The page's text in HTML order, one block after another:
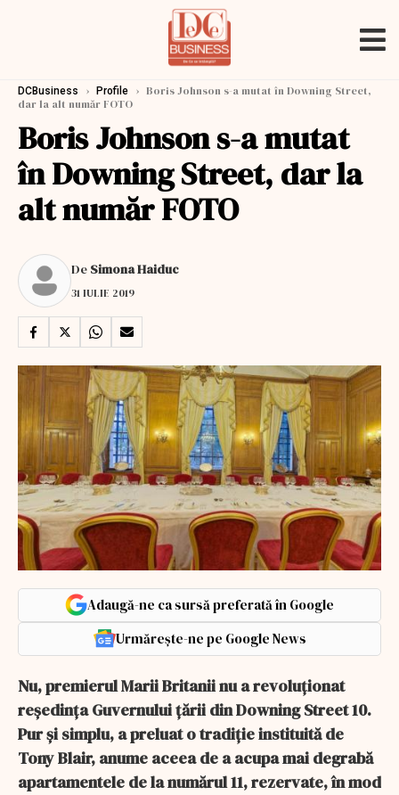
DCBusiness › Profile › Boris Johnson s-a mutat în Downing Street,
dar la alt număr FOTO
Boris Johnson s-a mutat
în Downing Street, dar la
alt număr FOTO
De Simona Haiduc
31 IULIE 2019
Adaugă-ne ca sursă preferată în Google
Urmărește-ne pe Google News
Nu, premierul Marii Britanii nu a revoluționat
reședința Guvernului țării din Downing Street 10.
Pur și simplu, a preluat o tradiție instituită de
Tony Blair, anume aceea de a acupa mai degrabă
apartamentele de la numărul 11, rezervate, în mod